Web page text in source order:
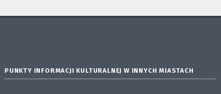
PUNKTY INFORMACJI KULTURALNEJ W INNYCH MIASTACH